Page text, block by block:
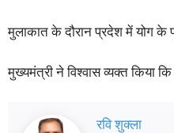
मुलाकात के दौरान प्रदेश में योग के
मुख्यमंत्री ने विश्वास व्यक्त किया
रवि शुक्ला